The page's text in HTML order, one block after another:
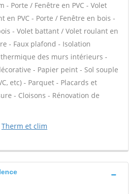
Porte / Fenêtre en PVC - Volet
en PVC - Porte / Fenêtre en bois -
- Volet battant / Volet roulant en
- Faux plafond - Isolation
des murs intérieurs -
- Papier peint - Sol souple
etc) - Parquet - Placards et
- Cloisons - Rénovation de
Therm et clim